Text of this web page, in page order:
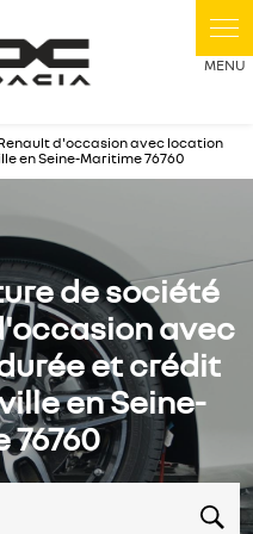
d'occasion avec location
en Seine-Maritime 76760
de société
avec
et crédit
en Seine-
76760